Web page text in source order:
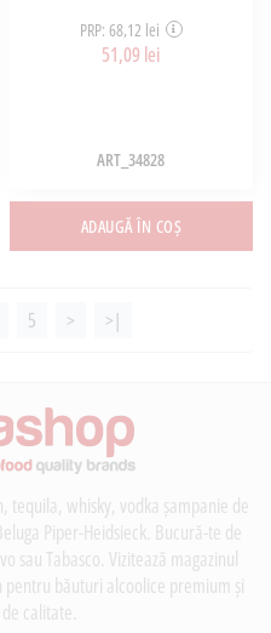
PRP: 68,12 lei
51,09 lei
ART_34828
ADAUGĂ ÎN COȘ
5 > >|
tequila, whisky, vodka șampanie de
Piper-Heidsieck. Bucură-te de
sau Tabasco. Vizitează magazinul
băuturi alcoolice premium și
calitate.